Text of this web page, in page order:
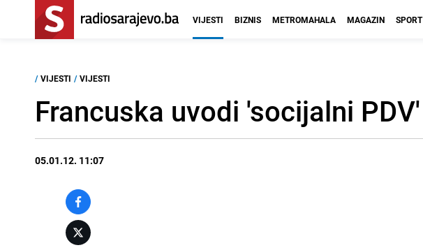
VIJESTI BIZNIS METROMAHALA MAGAZIN SPORT
/ VIJESTI / VIJESTI
Francuska uvodi 'socijalni PDV'
05.01.12. 11:07